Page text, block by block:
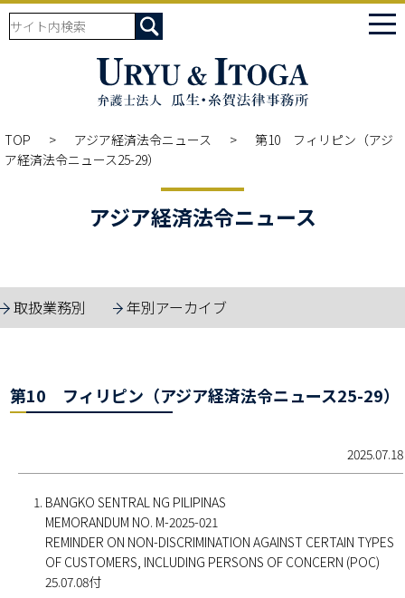
TOP アジア経済法令ニュース
第10 フィリピン（アジ
ア経済法令ニュース25-29）
アジア経済法令ニュース
取扱業務別 年別アーカイブ
第10 フィリピン（アジア経済法令ニュース25-29）
2025.07.18
BANGKO SENTRAL NG PILIPINAS
MEMORANDUM NO. M-2025-021
REMINDER ON NON-DISCRIMINATION AGAINST CERTAIN TYPES
OF CUSTOMERS, INCLUDING PERSONS OF CONCERN (POC)
25.07.08付